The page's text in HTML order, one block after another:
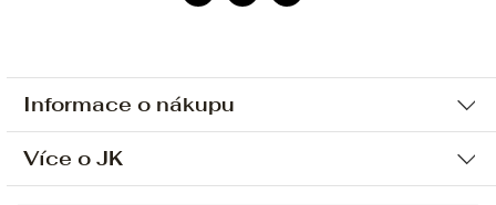
Informace o nákupu
Ochrana osobních údajů
Více o JK